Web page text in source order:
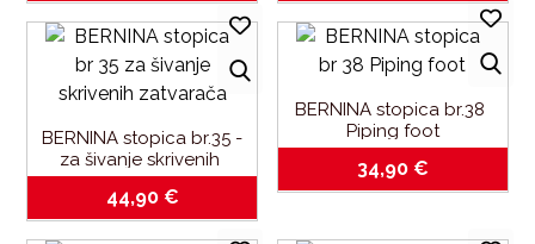
BERNINA stopica br.35 -
za šivanje skrivenih
zatvarača
44,90 €
BERNINA stopica br.38
Piping foot
34,90 €